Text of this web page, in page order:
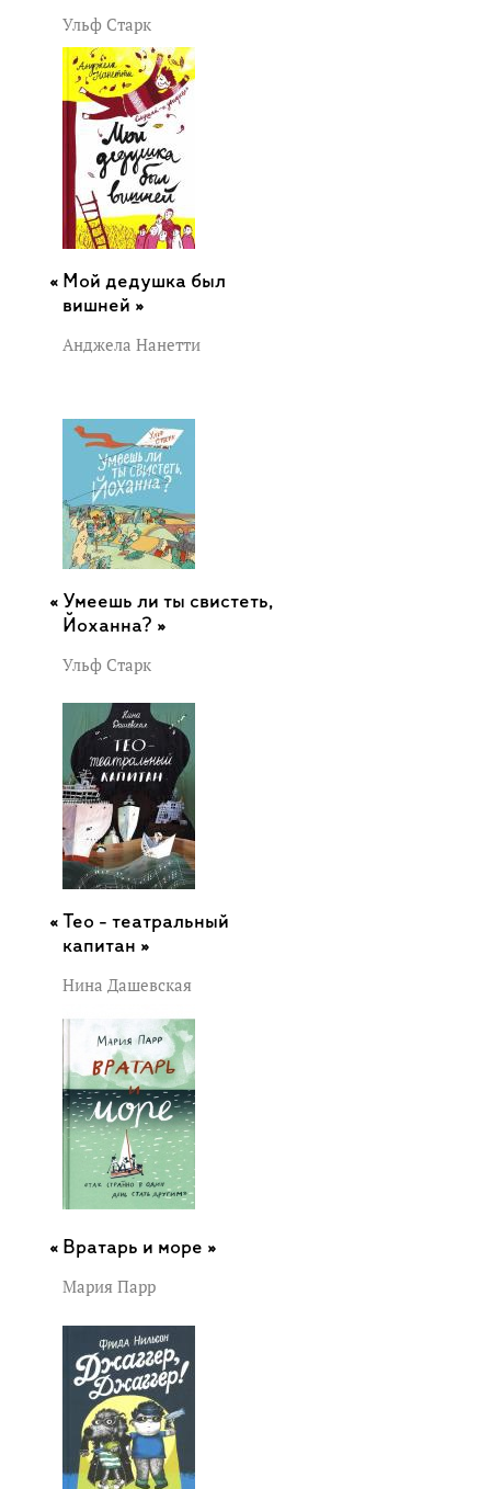
Ульф Старк
Мой дедушка был
вишней »
Анджела Нанетти
Умеешь ли ты свистеть,
Йоханна? »
Ульф Старк
Тео - театральный
капитан »
Нина Дашевская
Вратарь и море »
Мария Парр